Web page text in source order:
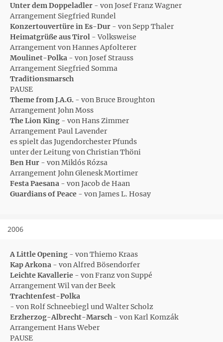
Unter dem Doppeladler - von Josef Franz Wagner
Arrangement Siegfried Rundel
Konzertouvertüre in Es-Dur - von Sepp Thaler
Heimatgrüße aus Tirol - Volksweise
Arrangement von Hannes Apfolterer
Moulinet-Polka - von Josef Strauss
Arrangement Siegfried Somma
Traditionsmarsch
PAUSE
Theme from J.A.G. - von Bruce Broughton
Arrangement John Moss
The Lion King - von Hans Zimmer
Arrangement Paul Lavender
es spielt das Jugendorchester Pfunds
unter der Leitung von Christian Thöni
Ben Hur - von Miklós Rózsa
Arrangement John Glenesk Mortimer
Festa Paesana - von Jacob de Haan
Guardians of Peace - von James L. Hosay
2006
A Little Opening - von Thiemo Kraas
Kap Arkona - von Alfred Bösendorfer
Leichte Kavallerie - von Franz von Suppé
Arrangement Wil van der Beek
Trachtenfest-Polka
- von Rolf Schneebiegl und Walter Scholz
Erzherzog-Albrecht-Marsch - von Karl Komzák
Arrangement Hans Weber
PAUSE